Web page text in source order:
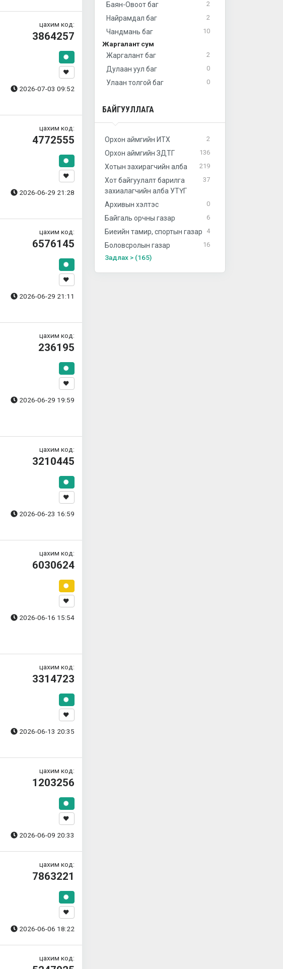
цахим код:
3864257
2026-07-03 09:52
цахим код:
4772555
2026-06-29 21:28
цахим код:
6576145
2026-06-29 21:11
цахим код:
236195
2026-06-29 19:59
цахим код:
3210445
2026-06-23 16:59
цахим код:
6030624
2026-06-16 15:54
цахим код:
3314723
2026-06-13 20:35
цахим код:
1203256
2026-06-09 20:33
цахим код:
7863221
2026-06-06 18:22
цахим код:
Баян-Овоот баг 2
Найрамдал баг 2
Чандмань баг 10
Жаргалант сум
Жаргалант баг
2
Дулаан уул баг 0
Улаан толгой баг 0
БАЙГУУЛЛАГА
Орхон аймгийн ИТХ 2
Орхон аймгийн ЗДТГ 136
Хотын захирагчийн алба 219
Хот байгуулалт барилга
захиалагчийн алба УТҮГ
37
Архивын хэлтэс 0
Байгаль орчны газар 6
Биеийн тамир, спортын газар 4
Боловсролын газар 16
Задлах > (165)